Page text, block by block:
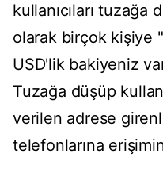
kullanıcıları tuzağa
olarak birçok kişiye
USD'lik bakiyeniz
Tuzağa düşüp
verilen adrese
telefonlarına